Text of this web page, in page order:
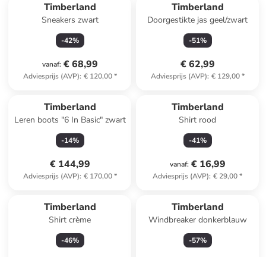
Timberland
Sneakers zwart
-42%
vanaf: € 68,99
Adviesprijs (AVP): € 120,00*
Timberland
Doorgestikte jas geel/zwart
-51%
€ 62,99
Adviesprijs (AVP): € 129,00*
Timberland
Leren boots "6 In Basic" zwart
-14%
€ 144,99
Adviesprijs (AVP): € 170,00*
Timberland
Shirt rood
-41%
vanaf: € 16,99
Adviesprijs (AVP): € 29,00*
Timberland
Shirt crème
-46%
Timberland
Windbreaker donkerblauw
-57%